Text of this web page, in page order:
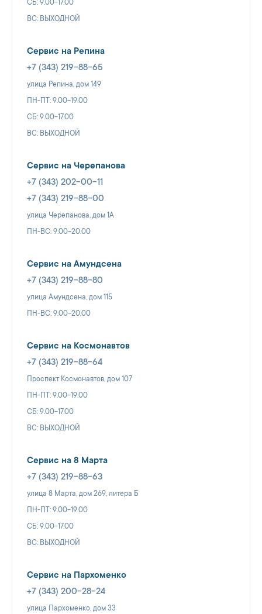
СБ: 9.00-17.00
ВС: ВЫХОДНОЙ
Сервис на Репина
+7 (343) 219-88-65
улица Репина, дом 149
ПН-ПТ: 9.00-19.00
СБ: 9.00-17.00
ВС: ВЫХОДНОЙ
Сервис на Черепанова
+7 (343) 202-00-11
+7 (343) 219-88-00
улица Черепанова, дом 1А
ПН-ВС: 9.00-20.00
Сервис на Амундсена
+7 (343) 219-88-80
улица Амундсена, дом 115
ПН-ВС: 9.00-20.00
Сервис на Космонавтов
+7 (343) 219-88-64
Проспект Космонавтов, дом 107
ПН-ПТ: 9.00-19.00
СБ: 9.00-17.00
ВС: ВЫХОДНОЙ
Сервис на 8 Марта
+7 (343) 219-88-63
улица 8 Марта, дом 269, литера Б
ПН-ПТ: 9.00-19.00
СБ: 9.00-17.00
ВС: ВЫХОДНОЙ
Сервис на Пархоменко
+7 (343) 200-28-24
улица Пархоменко, дом 33